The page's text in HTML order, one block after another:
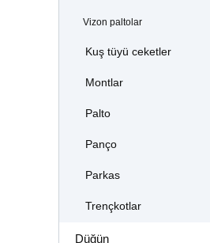
Vizon paltolar
Kuş tüyü ceketler
Montlar
Palto
Panço
Parkas
Trençkotlar
Düğün